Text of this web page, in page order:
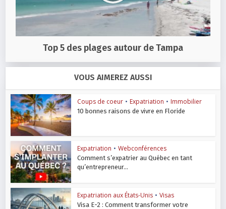
Top 5 des plages autour de Tampa
VOUS AIMEREZ AUSSI
Coups de coeur • Expatriation • Immobilier
10 bonnes raisons de vivre en Floride
Expatriation • Webconférences
Comment s’expatrier au Québec en tant
qu’entrepreneur...
Expatriation aux États-Unis • Visas
Visa E-2 : Comment transformer votre